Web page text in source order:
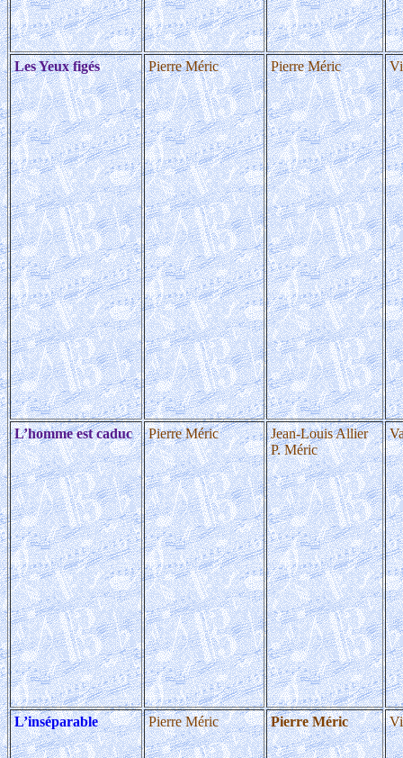
Les Yeux figés Pierre Méric Pierre Méric
L’homme est caduc Pierre Méric
Jean-Louis Allier
P. Méric
L’inséparable Pierre Méric Pierre Méric